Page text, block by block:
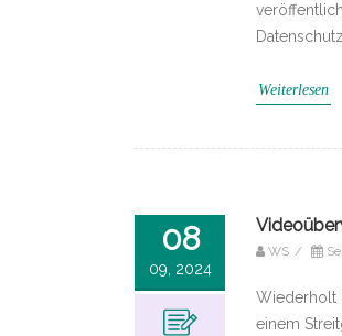
Weiterlesen
08
09, 2024
WS /
Wiederholt
einem